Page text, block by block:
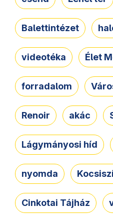
Balettintézet
videotéka Élet
forradalom
Renoir akác
Lágymányosi híd
nyomda
Cinkotai Tájház